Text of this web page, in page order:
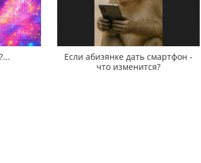
Если абизянке дать смартфон -
что изменится?